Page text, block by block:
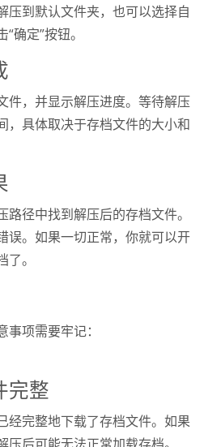
压到默认文件夹，也可以选择自
确定”按钮。
件，并显示解压进度。等待解压
，具体取决于存档文件的大小和
径中找到解压后的存档文件。
误。如果一切正常，你就可以开
。
项需要牢记：
完整
经完整地下载了存档文件。如果